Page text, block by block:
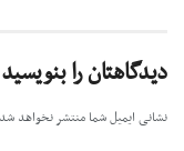
دیدگاهتان را بنویسید
نشانی ایمیل شما منتشر نخواهد